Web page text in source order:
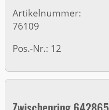
Artikelnummer:
76109
Pos.-Nr.: 12